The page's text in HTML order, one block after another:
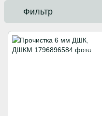
Фильтр